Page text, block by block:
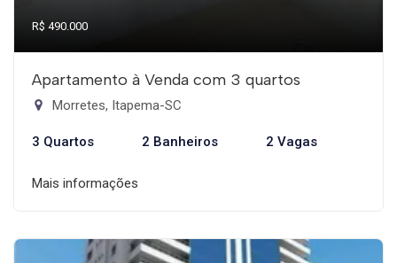
R$ 490.000
Apartamento à Venda com 3 quartos
Morretes, Itapema-SC
3 Quartos 2 Banheiros 2 Vagas
Mais informações